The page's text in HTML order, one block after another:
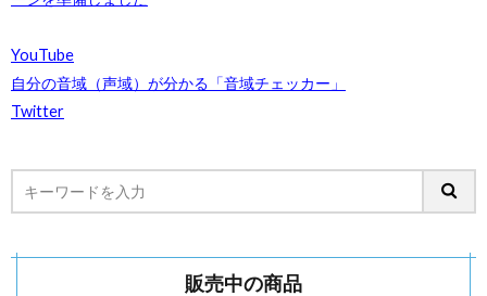
YouTube
自分の音域（声域）が分かる「音域チェッカー」
Twitter
販売中の商品